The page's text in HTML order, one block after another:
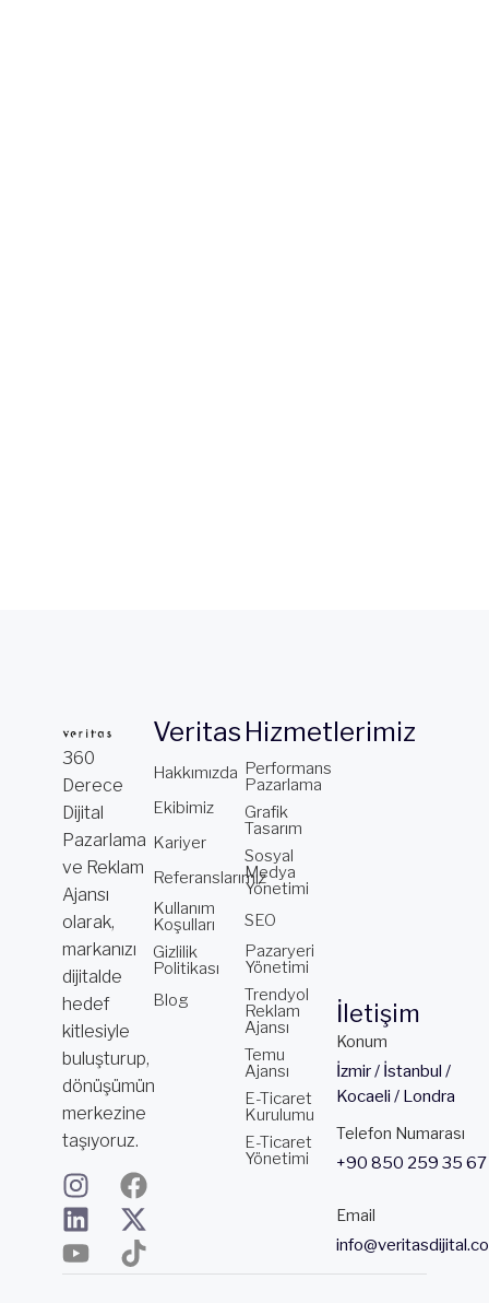
360
Derece
Dijital
Pazarlama
ve Reklam
Ajansı
olarak,
markanızı
dijitalde
hedef
kitlesiyle
buluşturup,
dönüşümün
merkezine
taşıyoruz.
I
n
s
t
F
a
c
e
L
i
n
k
X
-
t
w
Y
o
u
t
T
i
k
t
Veritas
Hakkımızda
Ekibimiz
Kariyer
Referanslarımız
Kullanım
Koşulları
Gizlilik
Politikası
Blog
Hizmetlerimiz
Performans
Pazarlama
Grafik
Tasarım
Sosyal
Medya
Yönetimi
SEO
Pazaryeri
Yönetimi
Trendyol
Reklam
Ajansı
Temu
Ajansı
E-Ticaret
Kurulumu
E-Ticaret
Yönetimi
Konum
İzmir / İstanbul /
Kocaeli / Londra
Telefon Numarası
+90 850 259 35 67
Email
İletişim